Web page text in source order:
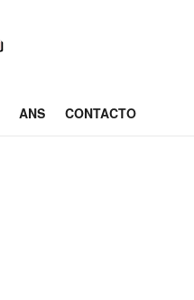
ANS CONTACTO